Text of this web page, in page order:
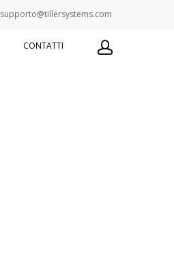
supporto@tillersystems.com
CONTATTI